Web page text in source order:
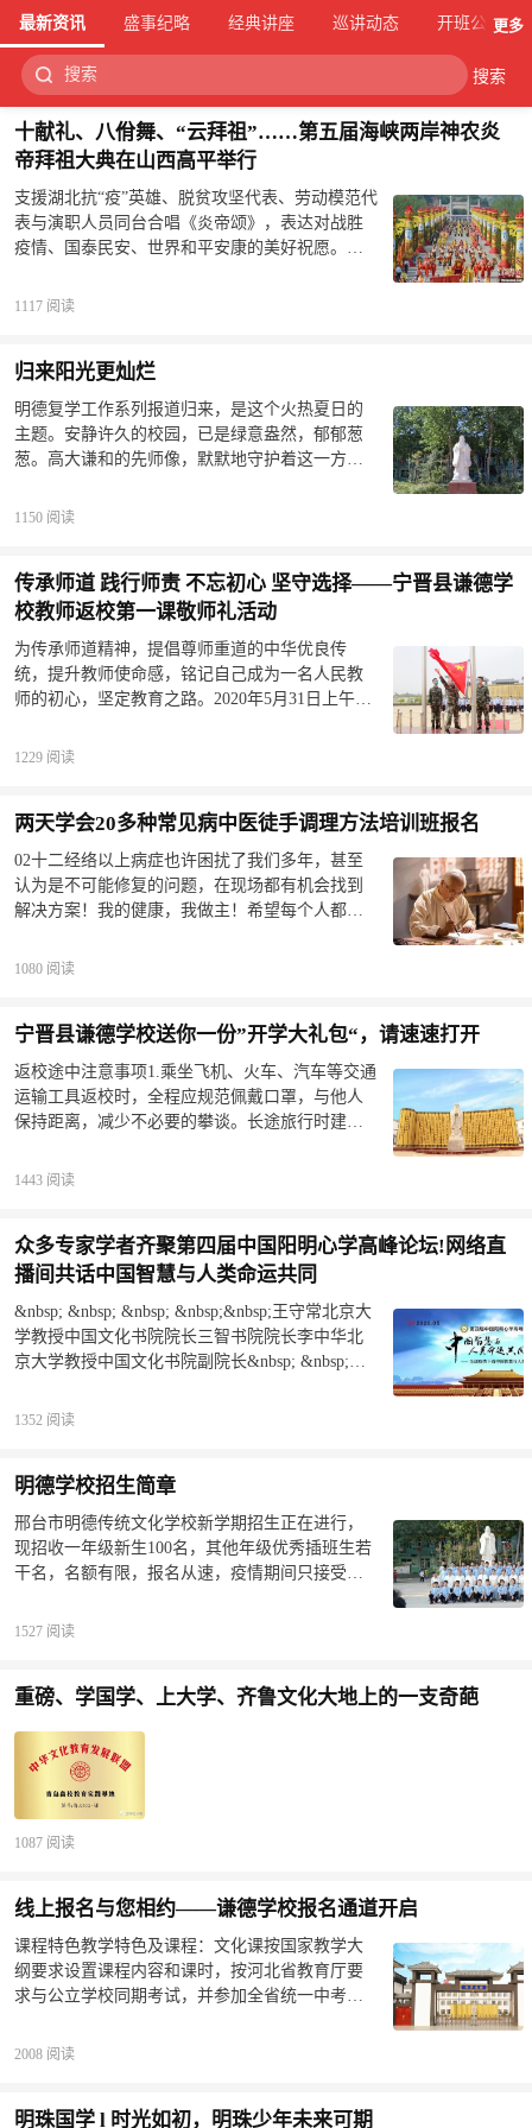
最新资讯 盛事纪略 经典讲座 巡讲动态 开班公告更多
搜索
十献礼、八佾舞、“云拜祖”……第五届海峡两岸神农炎
帝拜祖大典在山西高平举行
支援湖北抗“疫”英雄、脱贫攻坚代表、劳动模范代
表与演职人员同台合唱《炎帝颂》，表达对战胜
疫情、国泰民安、世界和平安康的美好祝愿。高
典正式开始。全体肃立，击鼓九通、钟鸣九响，
受疫情影响，台湾同胞、海外侨胞以视频形式进
行拜祖祝福。&nbsp;民俗迎宾队伍及参拜民众入
场。高平市委宣传部供图马来西亚晋商商会会长
赵元玮在微信朋友圈中写道：“物有报本之心，人
有思祖之情。‘问祖炎帝，寻根高平’，海内外炎黄
同祖。”神农炎帝是中华农耕文明的始祖，炎帝文
对完整、文物古迹佐证有力、文字记载翔实丰
富、石碑石刻独一无二、祭祀活动由来已久、炎
帝民俗风情影响深远”，是全国范围内炎帝文化资
源最为富集的地区。近年来，高平市连续举办四
届“问祖炎帝寻根高平”海峡两岸神农炎帝经贸文化
旅游招商系列活动，持续打造推介高平、展示晋
流合作，推动了地方经济发展。高平炎帝陵已成
1117 阅读
归来阳光更灿烂
明德复学工作系列报道归来，是这个火热夏日的
主题。安静许久的校园，已是绿意盎然，郁郁葱
葱。高大谦和的先师像，默默地守护着这一方净
朗朗的书声，树下又出现师生亲密的身影，归
困难，我们初心不改，风雨过后，彩虹更美丽。
严格测温入校为了严格按照各级部门的防控要
精心组织，周密安排，教师及时到位，严阵以
待。学生和家长紧密配合学校，保证防控措施到
位&nbsp; &nbsp; &nbsp;&nbsp;追思烈士，哀悼逝
进餐厅食堂秩序井然&nbsp;邢台市明德传统文化学
名，其他年级优秀插班生若干名，名额有限，报
名从速。疫情期间，只接受电话报名。报名电
话：&nbsp; &nbsp;17731959810（王老师）
&nbsp;13229066198（郝老师)&nbsp;学校地址：邢
台市邢州大道树人中学南楼来源：明德国学
1150 阅读
传承师道 践行师责 不忘初心 坚守选择——宁晋县谦德学
校教师返校第一课敬师礼活动
为传承师道精神，提倡尊师重道的中华优良传
统，提升教师使命感，铭记自己成为一名人民教
师的初心，坚定教育之路。2020年5月31日上午，
立，共同进行“教师返校第一课——敬师礼”活动。
对来势汹汹的新冠病毒，祖国把人民的生命安全
放在第一位。全国人民团结一心，共同抗疫。正
因为祖国强有力的庇护和无数人的付出，如今的
我们才能如期返工，回到自己的工作岗位上。感
谢我们强大的祖国！谦德全体教师默哀每当人民
筑起一座长城，把平安留给人民，把危险留给自
卓绝的努力换来了今天的春暖大地，可是有的人
却再也没能回来。正是他们的付出，我们才能站
在这里。谦德学校的全体教师肃立，默哀，悼念
我们逝去的英雄与所有疫情罹难者。谦德学校全
体教师行夫子礼《左传·襄公二十四年》有一句话
公元前549年，晋国执政范宣子向鲁国大夫叔孙豹
1229 阅读
两天学会20多种常见病中医徒手调理方法培训班报名
02十二经络以上病症也许困扰了我们多年，甚至
认为是不可能修复的问题，在现场都有机会找到
解决方案！我的健康，我做主！希望每个人都可
日-6月7日，早8点30分-晚5点，在蚌埠举办第一期
喻宁彤以上的20多种调理全免费学习，只需交纳
398元会务费，座位有限，提前预约，谢绝空降!!!
1080 阅读
宁晋县谦德学校送你一份”开学大礼包“，请速速打开
返校途中注意事项1.乘坐飞机、火车、汽车等交通
运输工具返校时，全程应规范佩戴口罩，与他人
保持距离，减少不必要的攀谈。长途旅行时建议
生，尽量不要直接触摸公共物品。饭前便后，使
旅客的健康情况，避免与可疑症状的人员近距离
接触。若旅途中自身出现可疑症状，及时联系疫
做好防疫的同时，看管好自己的随身物品，避免
丢失。2信息必备在返校前同学们要配合学校做好
健康调查，如实上报自己近14天的旅游史和接触
（2）是否曾接触过来自疫情高发地区的人员；
症状。（以下两表必填）另外同学们在乘坐公共
交通工具时，记住五少：尽量少喝水，少吃东
西，少触碰眼口鼻，尽量少在人员密集的区域，
少接触高频触摸的公用物品，如门窗把手、楼梯
栏杆，电梯按钮等。请同学们关注学校的开学时
批次和日期购票返校，不可提前返校！盛夏即将
1443 阅读
众多专家学者齐聚第四届中国阳明心学高峰论坛!网络直
播间共话中国智慧与人类命运共同
&nbsp; &nbsp; &nbsp; &nbsp;&nbsp;王守常北京大
学教授中国文化书院院长三智书院院长李中华北
京大学教授中国文化书院副院长&nbsp; &nbsp;
授武汉大学国学院院长董平论坛主委会副主席浙
院长李四龙北京大学教授李怀亮中国传媒大学人
类命运共同体研究院院长、教授、博士生导师张
金尧中国传媒大学艺术研究院党委书记周月亮中
国传媒大学阳明书院院长李有兵中国传媒大学通
识教育中心主任干春松北京大学哲学系教授儒学
授、《明朝一哥王阳明》作者&nbsp; &nbsp;
特聘教授美国格兰谷州立大学教授景海峰深圳大
学国学院院长&nbsp; &nbsp; &nbsp; &nbsp;周建华
赣南师范大学国学研究院院长李晓方赣南师范大
学历史文化与旅游学院院长&nbsp; &nbsp; &nbsp;
&nbsp;丁为祥陕西师范大学哲学
1352 阅读
明德学校招生简章
邢台市明德传统文化学校新学期招生正在进行，
现招收一年级新生100名，其他年级优秀插班生若
干名，名额有限，报名从速，疫情期间只接受电
13229066198（郝主任）&nbsp;学校地址：邢台市
秋，十载辉煌，在圣贤文化的指引下，明德学校
启迪智慧人生”的教育理念，与时俱进，不忘初
心，在传统经典教育和现代学校教育相结合的实
践道路上，迈出了一步步坚实的足迹。培养出一
批批孝亲尊师，知书达理，德才兼备的优秀毕业
生。2015年，明德传统文化学校被评为“中华优秀
德传统文化学校，有一支爱岗敬业，勤奋进取的
教师队伍，老中青三代结合，年龄结构合理，普
遍具有本科以上学历，具有较高的综合素质和教
学水平，学校把提高教学质量，抓好学生成绩的
日常检测，尤其是促进后进学生的提高，作为工
型公开观摩课，并派出骨干教师参加市内各种教
1527 阅读
重磅、学国学、上大学、齐鲁文化大地上的一支奇葩
1087 阅读
线上报名与您相约——谦德学校报名通道开启
课程特色教学特色及课程：文化课按国家教学大
纲要求设置课程内容和课时，按河北省教育厅要
求与公立学校同期考试，并参加全省统一中考。
生物、政治、历史、地理、体育、美术、音乐、
礼、力行实践、琴棋书画、瑜伽、武术、太极拳
2008 阅读
明珠国学 l 时光如初，明珠少年未来可期